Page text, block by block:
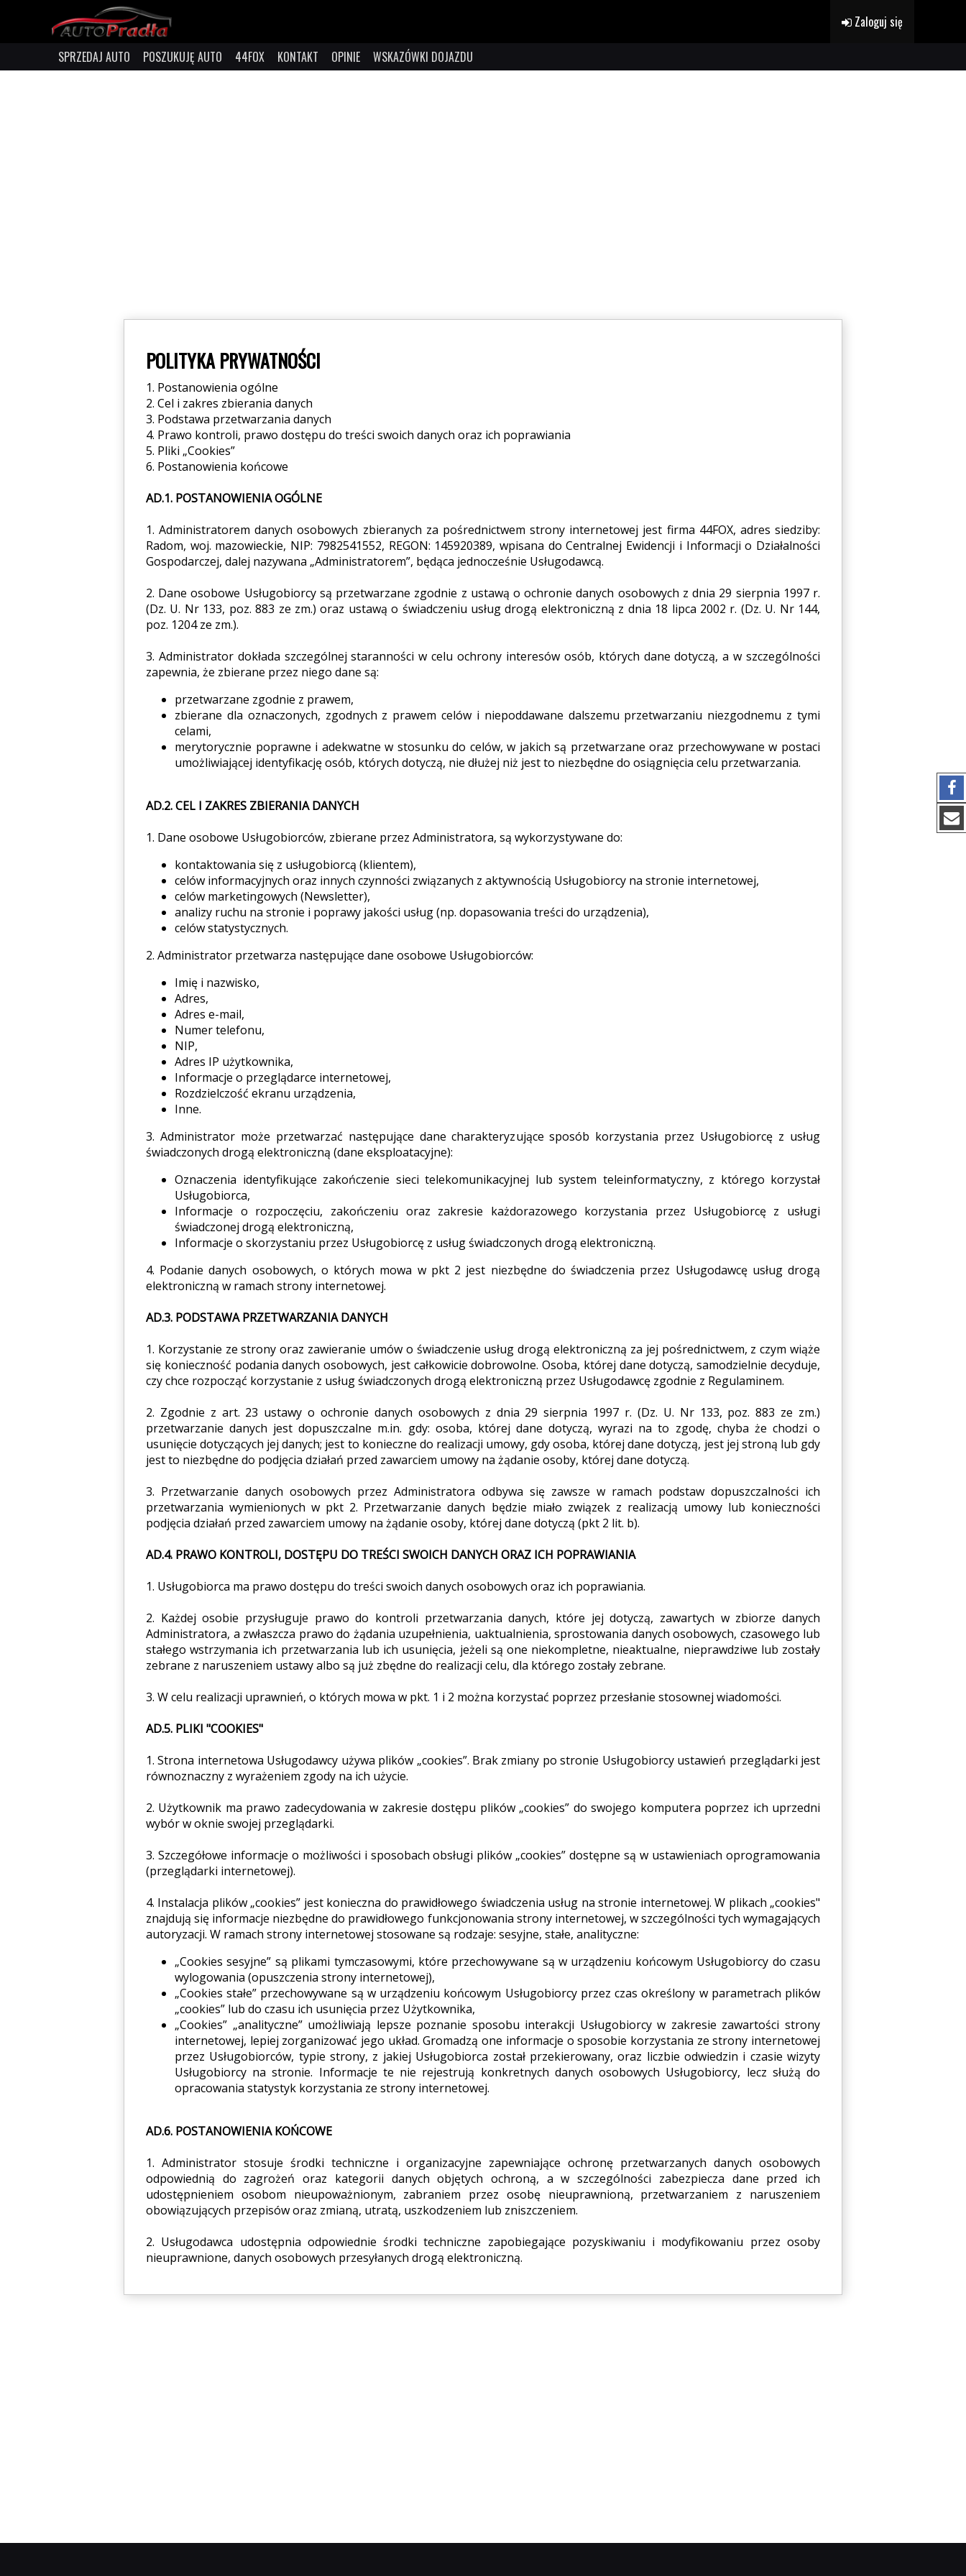
Zaloguj się
SPRZEDAJ AUTO POSZUKUJĘ AUTO 44FOX KONTAKT OPINIE WSKAZÓWKI DOJAZDU
POLITYKA PRYWATNOŚCI
1. Postanowienia ogólne
2. Cel i zakres zbierania danych
3. Podstawa przetwarzania danych
4. Prawo kontroli, prawo dostępu do treści swoich danych oraz ich poprawiania
5. Pliki „Cookies”
6. Postanowienia końcowe
AD.1. POSTANOWIENIA OGÓLNE
1. Administratorem danych osobowych zbieranych za pośrednictwem strony internetowej jest firma 44FOX, adres siedziby:
Radom, woj. mazowieckie, NIP: 7982541552, REGON: 145920389, wpisana do Centralnej Ewidencji i Informacji o Działalności
Gospodarczej, dalej nazywana „Administratorem”, będąca jednocześnie Usługodawcą.
2. Dane osobowe Usługobiorcy są przetwarzane zgodnie z ustawą o ochronie danych osobowych z dnia 29 sierpnia 1997 r.
(Dz. U. Nr 133, poz. 883 ze zm.) oraz ustawą o świadczeniu usług drogą elektroniczną z dnia 18 lipca 2002 r. (Dz. U. Nr 144,
poz. 1204 ze zm.).
3. Administrator dokłada szczególnej staranności w celu ochrony interesów osób, których dane dotyczą, a w szczególności
zapewnia, że zbierane przez niego dane są:
przetwarzane zgodnie z prawem,
zbierane dla oznaczonych, zgodnych z prawem celów i niepoddawane dalszemu przetwarzaniu niezgodnemu z tymi
celami,
merytorycznie poprawne i adekwatne w stosunku do celów, w jakich są przetwarzane oraz przechowywane w postaci
umożliwiającej identyfikację osób, których dotyczą, nie dłużej niż jest to niezbędne do osiągnięcia celu przetwarzania.
AD.2. CEL I ZAKRES ZBIERANIA DANYCH
1. Dane osobowe Usługobiorców, zbierane przez Administratora, są wykorzystywane do:
kontaktowania się z usługobiorcą (klientem),
celów informacyjnych oraz innych czynności związanych z aktywnością Usługobiorcy na stronie internetowej,
celów marketingowych (Newsletter),
analizy ruchu na stronie i poprawy jakości usług (np. dopasowania treści do urządzenia),
celów statystycznych.
2. Administrator przetwarza następujące dane osobowe Usługobiorców:
Imię i nazwisko,
Adres,
Adres e-mail,
Numer telefonu,
NIP,
Adres IP użytkownika,
Informacje o przeglądarce internetowej,
Rozdzielczość ekranu urządzenia,
Inne.
3. Administrator może przetwarzać następujące dane charakteryzujące sposób korzystania przez Usługobiorcę z usług
świadczonych drogą elektroniczną (dane eksploatacyjne):
Oznaczenia identyfikujące zakończenie sieci telekomunikacyjnej lub system teleinformatyczny, z którego korzystał
Usługobiorca,
Informacje o rozpoczęciu, zakończeniu oraz zakresie każdorazowego korzystania przez Usługobiorcę z usługi
świadczonej drogą elektroniczną,
Informacje o skorzystaniu przez Usługobiorcę z usług świadczonych drogą elektroniczną.
4. Podanie danych osobowych, o których mowa w pkt 2 jest niezbędne do świadczenia przez Usługodawcę usług drogą
elektroniczną w ramach strony internetowej.
AD.3. PODSTAWA PRZETWARZANIA DANYCH
1. Korzystanie ze strony oraz zawieranie umów o świadczenie usług drogą elektroniczną za jej pośrednictwem, z czym wiąże
się konieczność podania danych osobowych, jest całkowicie dobrowolne. Osoba, której dane dotyczą, samodzielnie decyduje,
czy chce rozpocząć korzystanie z usług świadczonych drogą elektroniczną przez Usługodawcę zgodnie z Regulaminem.
2. Zgodnie z art. 23 ustawy o ochronie danych osobowych z dnia 29 sierpnia 1997 r. (Dz. U. Nr 133, poz. 883 ze zm.)
przetwarzanie danych jest dopuszczalne m.in. gdy: osoba, której dane dotyczą, wyrazi na to zgodę, chyba że chodzi o
usunięcie dotyczących jej danych; jest to konieczne do realizacji umowy, gdy osoba, której dane dotyczą, jest jej stroną lub gdy
jest to niezbędne do podjęcia działań przed zawarciem umowy na żądanie osoby, której dane dotyczą.
3. Przetwarzanie danych osobowych przez Administratora odbywa się zawsze w ramach podstaw dopuszczalności ich
przetwarzania wymienionych w pkt 2. Przetwarzanie danych będzie miało związek z realizacją umowy lub konieczności
podjęcia działań przed zawarciem umowy na żądanie osoby, której dane dotyczą (pkt 2 lit. b).
AD.4. PRAWO KONTROLI, DOSTĘPU DO TREŚCI SWOICH DANYCH ORAZ ICH POPRAWIANIA
1. Usługobiorca ma prawo dostępu do treści swoich danych osobowych oraz ich poprawiania.
2. Każdej osobie przysługuje prawo do kontroli przetwarzania danych, które jej dotyczą, zawartych w zbiorze danych
Administratora, a zwłaszcza prawo do żądania uzupełnienia, uaktualnienia, sprostowania danych osobowych, czasowego lub
stałego wstrzymania ich przetwarzania lub ich usunięcia, jeżeli są one niekompletne, nieaktualne, nieprawdziwe lub zostały
zebrane z naruszeniem ustawy albo są już zbędne do realizacji celu, dla którego zostały zebrane.
3. W celu realizacji uprawnień, o których mowa w pkt. 1 i 2 można korzystać poprzez przesłanie stosownej wiadomości.
AD.5. PLIKI "COOKIES"
1. Strona internetowa Usługodawcy używa plików „cookies”. Brak zmiany po stronie Usługobiorcy ustawień przeglądarki jest
równoznaczny z wyrażeniem zgody na ich użycie.
2. Użytkownik ma prawo zadecydowania w zakresie dostępu plików „cookies” do swojego komputera poprzez ich uprzedni
wybór w oknie swojej przeglądarki.
3. Szczegółowe informacje o możliwości i sposobach obsługi plików „cookies” dostępne są w ustawieniach oprogramowania
(przeglądarki internetowej).
4. Instalacja plików „cookies” jest konieczna do prawidłowego świadczenia usług na stronie internetowej. W plikach „cookies"
znajdują się informacje niezbędne do prawidłowego funkcjonowania strony internetowej, w szczególności tych wymagających
autoryzacji. W ramach strony internetowej stosowane są rodzaje: sesyjne, stałe, analityczne:
„Cookies sesyjne” są plikami tymczasowymi, które przechowywane są w urządzeniu końcowym Usługobiorcy do czasu
wylogowania (opuszczenia strony internetowej),
„Cookies stałe” przechowywane są w urządzeniu końcowym Usługobiorcy przez czas określony w parametrach plików
„cookies” lub do czasu ich usunięcia przez Użytkownika,
„Cookies” „analityczne” umożliwiają lepsze poznanie sposobu interakcji Usługobiorcy w zakresie zawartości strony
internetowej, lepiej zorganizować jego układ. Gromadzą one informacje o sposobie korzystania ze strony internetowej
przez Usługobiorców, typie strony, z jakiej Usługobiorca został przekierowany, oraz liczbie odwiedzin i czasie wizyty
Usługobiorcy na stronie. Informacje te nie rejestrują konkretnych danych osobowych Usługobiorcy, lecz służą do
opracowania statystyk korzystania ze strony internetowej.
AD.6. POSTANOWIENIA KOŃCOWE
1. Administrator stosuje środki techniczne i organizacyjne zapewniające ochronę przetwarzanych danych osobowych
odpowiednią do zagrożeń oraz kategorii danych objętych ochroną, a w szczególności zabezpiecza dane przed ich
udostępnieniem osobom nieupoważnionym, zabraniem przez osobę nieuprawnioną, przetwarzaniem z naruszeniem
obowiązujących przepisów oraz zmianą, utratą, uszkodzeniem lub zniszczeniem.
2. Usługodawca udostępnia odpowiednie środki techniczne zapobiegające pozyskiwaniu i modyfikowaniu przez osoby
nieuprawnione, danych osobowych przesyłanych drogą elektroniczną.